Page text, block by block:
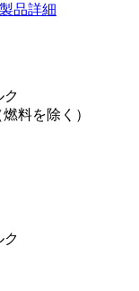
製品詳細
ク
料を除く）
ク